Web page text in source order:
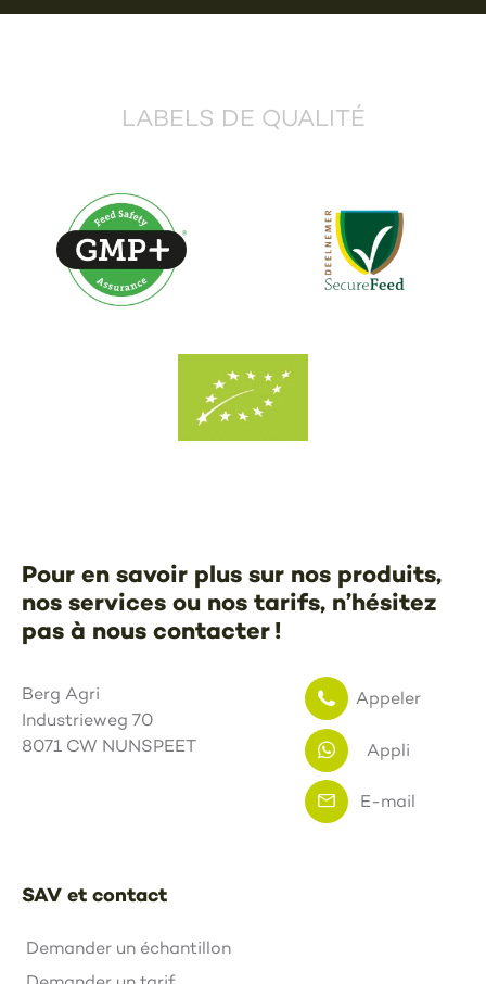
LABELS DE QUALITÉ
SAV et contact
Demander un échantillon
Pour en savoir plus sur nos produits,
nos services ou nos tarifs, n’hésitez
pas à nous contacter !
Berg Agri
Industrieweg 70
8071 CW NUNSPEET
Appeler
Appli
E-mail